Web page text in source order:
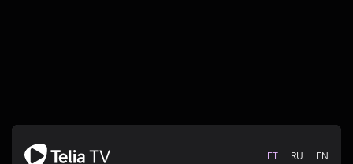
ET RU EN